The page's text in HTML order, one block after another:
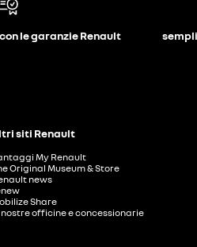
le garanzie Renault
siti Renault
My Renault
Original Museum & Store
news
Share
nostre officine e concessionarie